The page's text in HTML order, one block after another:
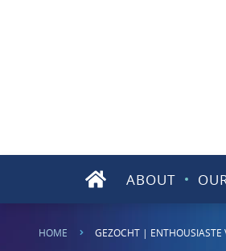
ABOUT
HOME GEZOCHT | ENTHOUSIASTE